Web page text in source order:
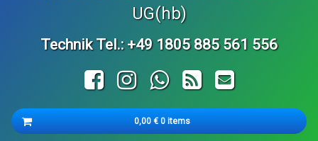
SvBony Online Shop
UG(hb)
Technik Tel.: +49 1805 885 561 556
FacebookInstagramWhatsApp
RSS E-mail
Cart
0,00€ 0 items
Es befinden sich keine Produkte im Warenkorb.